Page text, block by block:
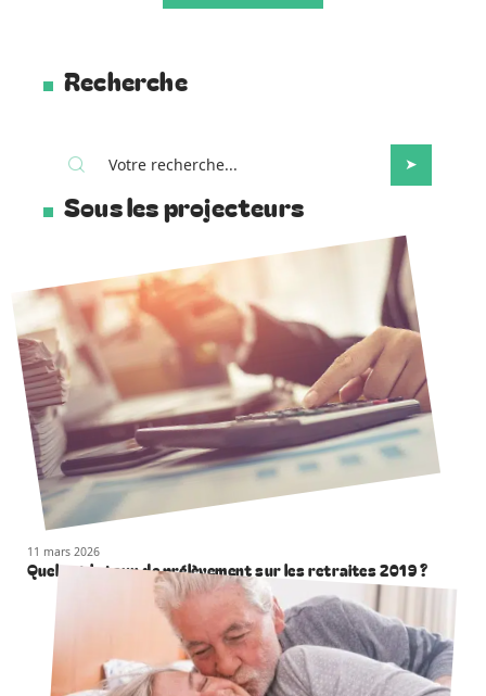
Recherche
Sous les projecteurs
11 mars 2026
Quel est le taux de prélèvement sur les retraites 2019 ?